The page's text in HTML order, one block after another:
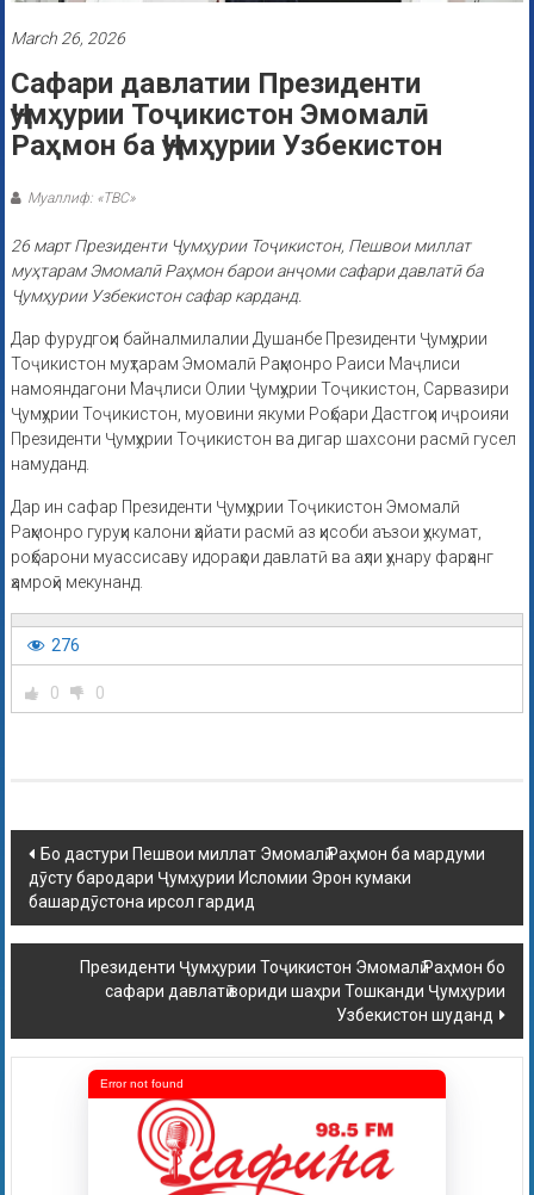
March 26, 2026
Сафари давлатии Президенти
Ҷумҳурии Тоҷикистон Эмомалӣ
Раҳмон ба Ҷумҳурии Узбекистон
Муаллиф: «ТВС»
26 март Президенти Ҷумҳурии Тоҷикистон, Пешвои миллат
муҳтарам Эмомалӣ Раҳмон барои анҷоми сафари давлатӣ ба
Ҷумҳурии Узбекистон сафар карданд.
Дар фурудгоҳи байналмилалии Душанбе Президенти Ҷумҳурии
Тоҷикистон муҳтарам Эмомалӣ Раҳмонро Раиси Маҷлиси
намояндагони Маҷлиси Олии Ҷумҳурии Тоҷикистон, Сарвазири
Ҷумҳурии Тоҷикистон, муовини якуми Роҳбари Дастгоҳи иҷроияи
Президенти Ҷумҳурии Тоҷикистон ва дигар шахсони расмӣ гусел
намуданд.
Дар ин сафар Президенти Ҷумҳурии Тоҷикистон Эмомалӣ
Раҳмонро гуруҳи калони ҳайати расмӣ аз ҳисоби аъзои ҳукумат,
роҳбарони муассисаву идораҳои давлатӣ ва аҳли ҳунару фарҳанг
ҳамроҳӣ мекунанд.
276
0 0
Бо дастури Пешвои миллат Эмомалӣ Раҳмон ба мардуми
дӯсту бародари Ҷумҳурии Исломии Эрон кумаки
башардӯстона ирсол гардид
Президенти Ҷумҳурии Тоҷикистон Эмомалӣ Раҳмон бо
сафари давлатӣ вориди шаҳри Тошканди Ҷумҳурии
Узбекистон шуданд
Error not found